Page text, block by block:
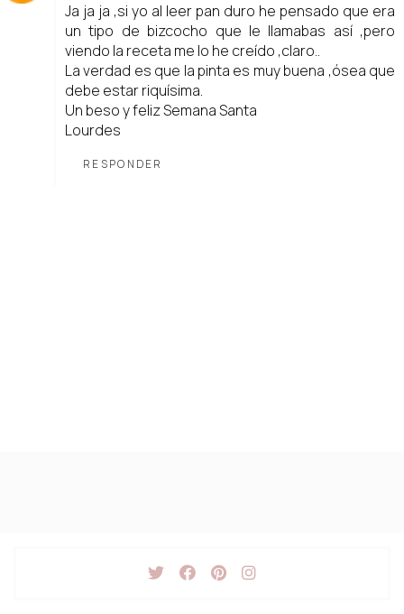
Ja ja ja ,si yo al leer pan duro he pensado que era
un tipo de bizcocho que le llamabas así ,pero
viendo la receta me lo he creído ,claro..
La verdad es que la pinta es muy buena ,ósea que
debe estar riquísima.
Un beso y feliz Semana Santa
Lourdes
RESPONDER